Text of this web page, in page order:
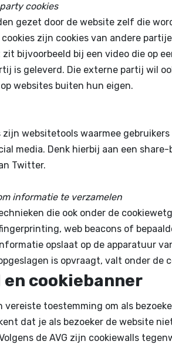
cookies
gezet door de website zelf die
zijn cookies van andere
bijvoorbeeld bij een video die op
is geleverd. Die externe partij wil
websites buiten hun eigen.
zijn websitetools waarmee
media. Denk hierbij aan een
Twitter.
informatie te verzamelen
die ook onder de
web beacons of
opslaat op de apparatuur
is opvraagt, valt onder de
cookiebanner
vereiste toestemming om als
dat je als bezoeker de website
de AVG zijn cookiewalls